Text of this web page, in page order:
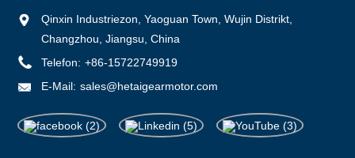
Qinxin Industriezon, Yaoguan Town, Wujin Distrikt,
Changzhou, Jiangsu, China
Telefon: +86-15722749919
E-Mail: sales@hetaigearmotor.com